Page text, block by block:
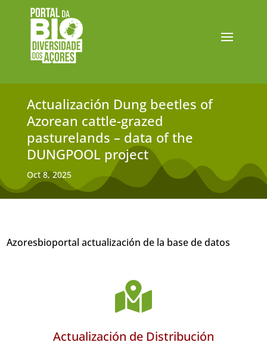
Actualización Dung beetles of
Azorean cattle-grazed
pasturelands – data of the
DUNGPOOL project
Oct 8, 2025
Azoresbioportal actualización de la base de datos

Actualización de Distribución